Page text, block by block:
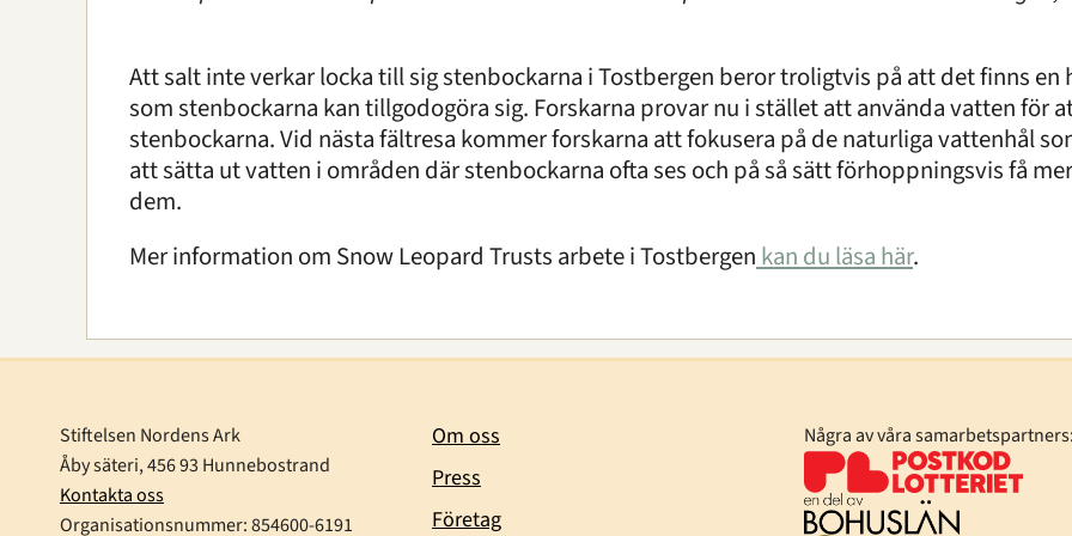
Att salt inte verkar locka till sig stenbockarna i Tostbergen beror troligtvis på att det finns en
som stenbockarna kan tillgodogöra sig. Forskarna provar nu i stället att använda vatten för
stenbockarna. Vid nästa fältresa kommer forskarna att fokusera på de naturliga vattenhål
att sätta ut vatten i områden där stenbockarna ofta ses och på så sätt förhoppningsvis få
dem.
Mer information om Snow Leopard Trusts arbete i Tostbergen kan du läsa här.
Stiftelsen Nordens Ark
Åby säteri, 456 93 Hunnebostrand
Kontakta oss
Organisationsnummer:854600-6191
Om oss
Press
Företag
Några av våra